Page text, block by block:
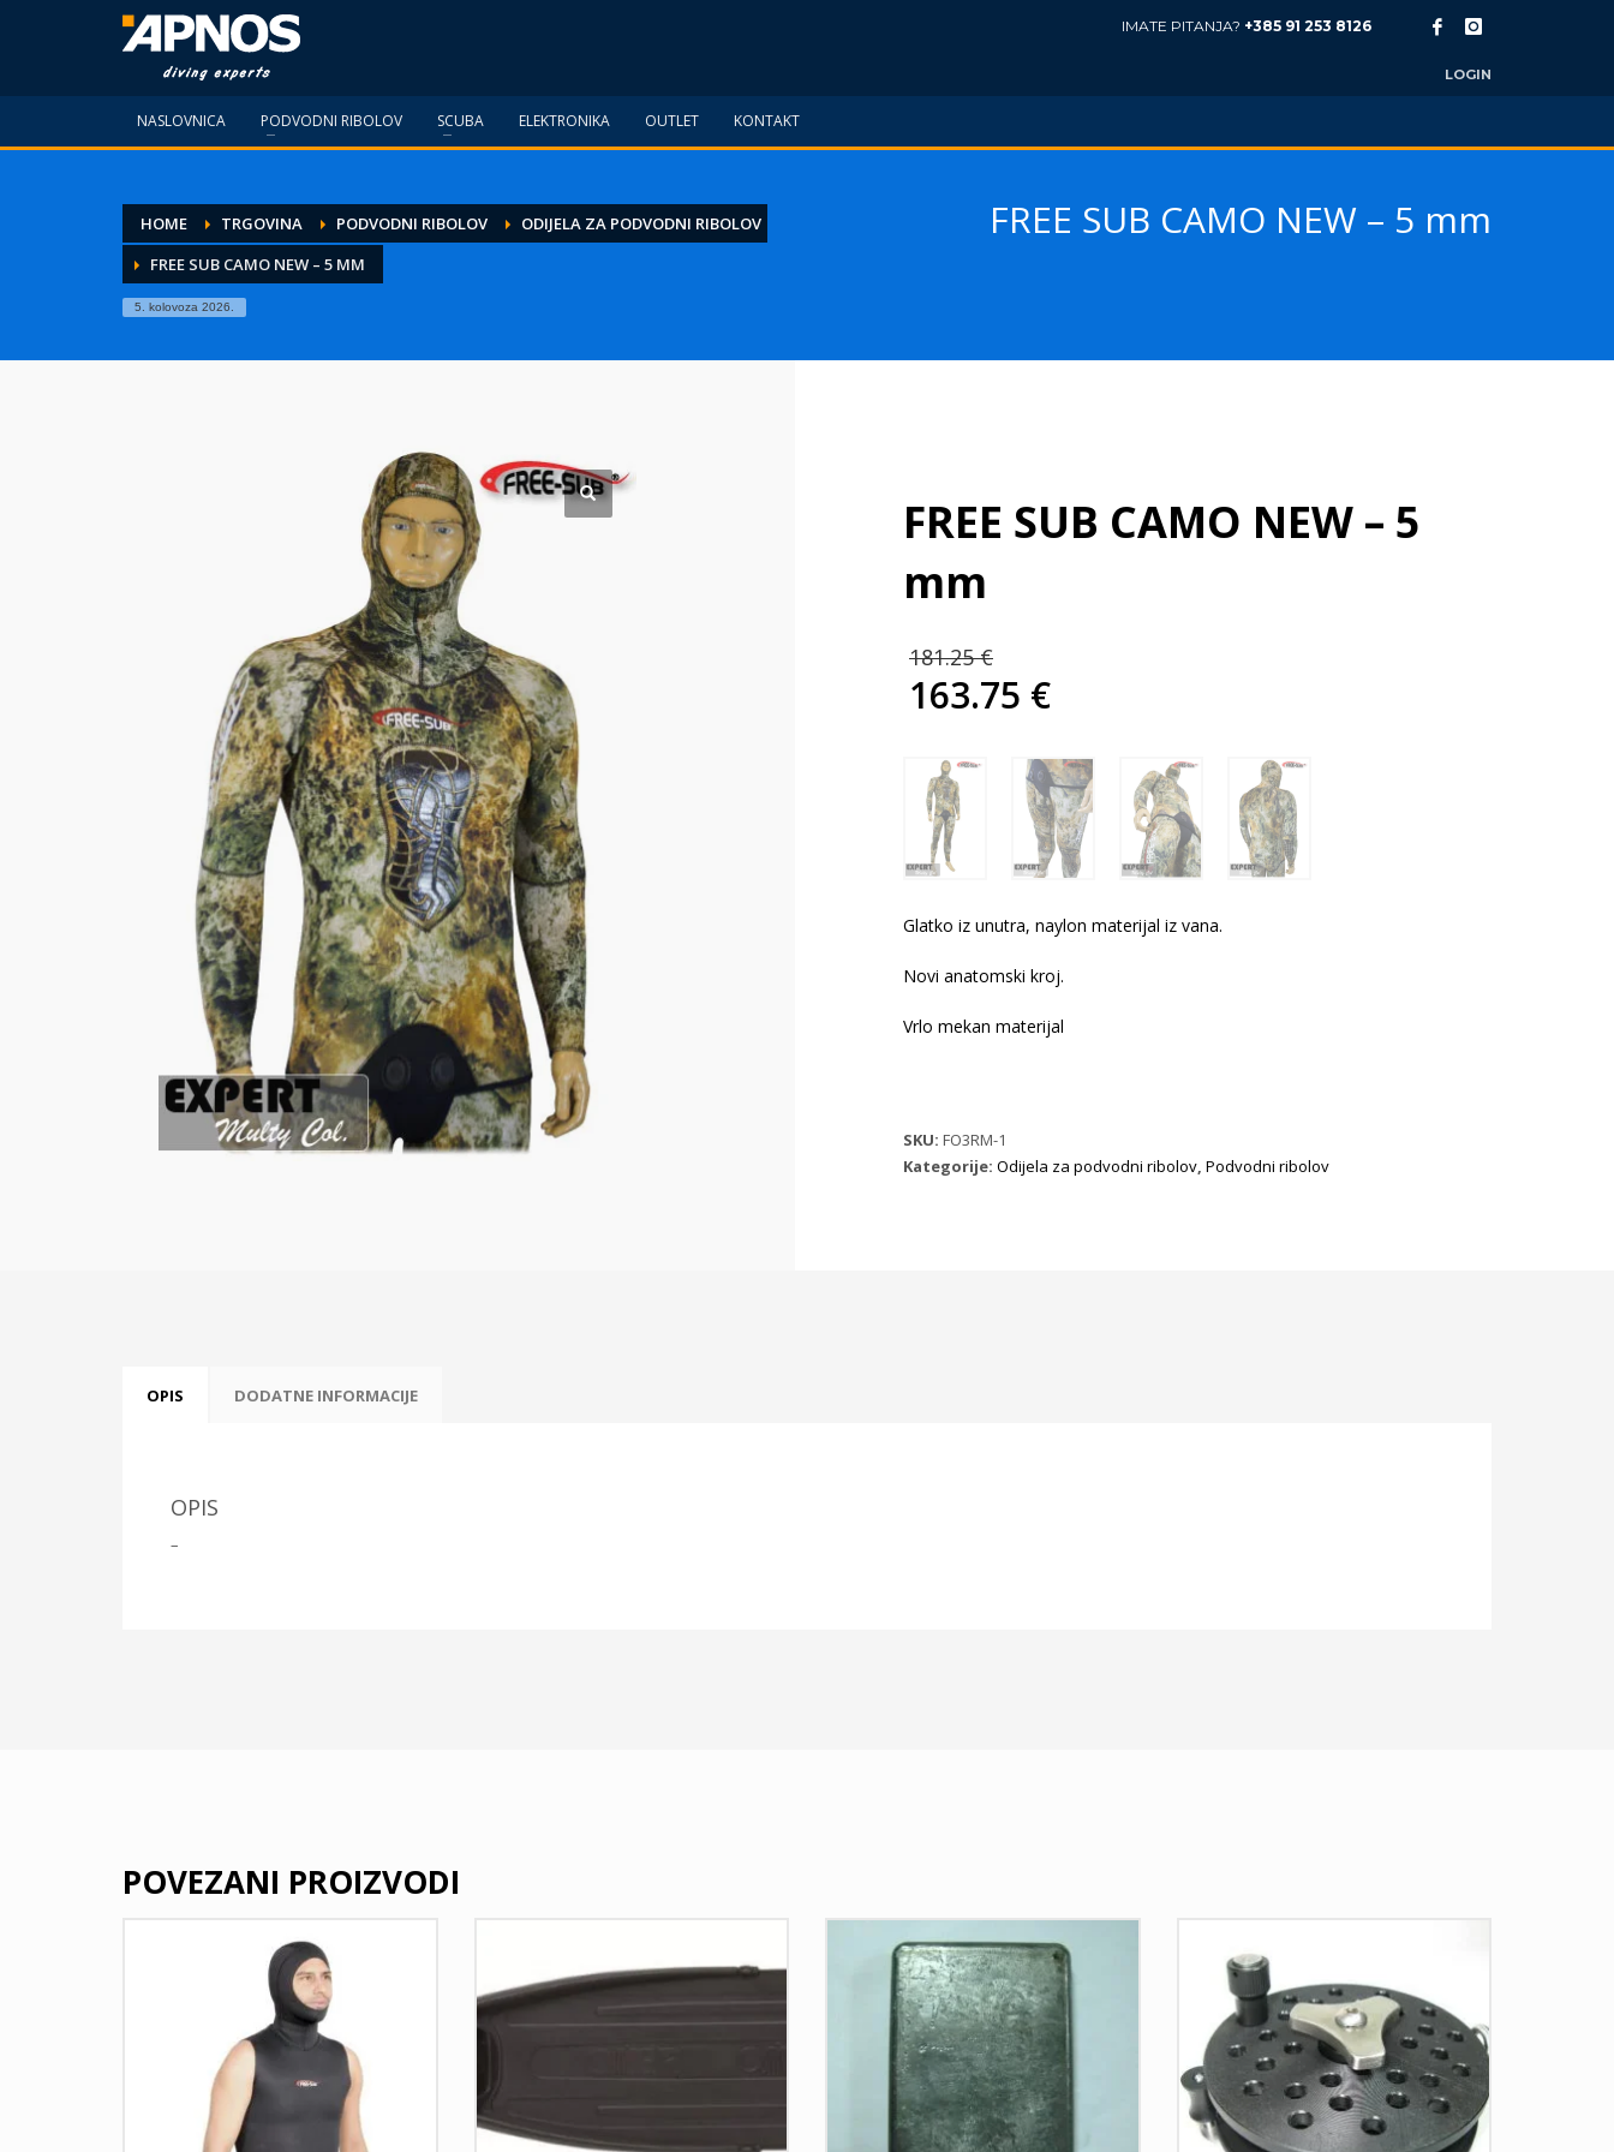
IMATE PITANJA? +385 91 253 8126
LOGIN
NASLOVNICA PODVODNI RIBOLOV SCUBA ELEKTRONIKA OUTLET KONTAKT
HOME TRGOVINA PODVODNI RIBOLOV
ODIJELA ZA PODVODNI RIBOLOV
FREE SUB CAMO NEW – 5 MM
5. kolovoza 2026.
FREE SUB CAMO NEW – 5 mm
FREE SUB CAMO NEW – 5
mm
181.25€
cijena
bila
181.25 €.
163.75 €
Trenutna
je:
163.75 €.
Glatko iz unutra, naylon materijal iz vana.
Novi anatomski kroj.
Vrlo mekan materijal
SKU: FO3RM-1
Kategorije: Odijela za podvodni ribolov, Podvodni ribolov
OPIS DODATNE INFORMACIJE
OPIS
–
POVEZANI PROIZVODI